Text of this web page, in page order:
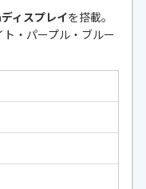
ィスプレイを搭載。
・パープル・ブルー